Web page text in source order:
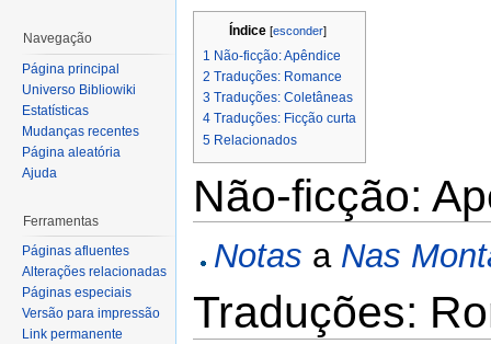
Índice [esconder]
1 Não-ficção: Apêndice
2 Traduções: Romance
3 Traduções: Coletâneas
4 Traduções: Ficção curta
5 Relacionados
Não-ficção:
Notas a Nas
Traduções:
Navegação
Página principal
Universo Bibliowiki
Estatísticas
Mudanças recentes
Página aleatória
Ajuda
Ferramentas
Páginas afluentes
Alterações relacionadas
Páginas especiais
Versão para impressão
Link permanente